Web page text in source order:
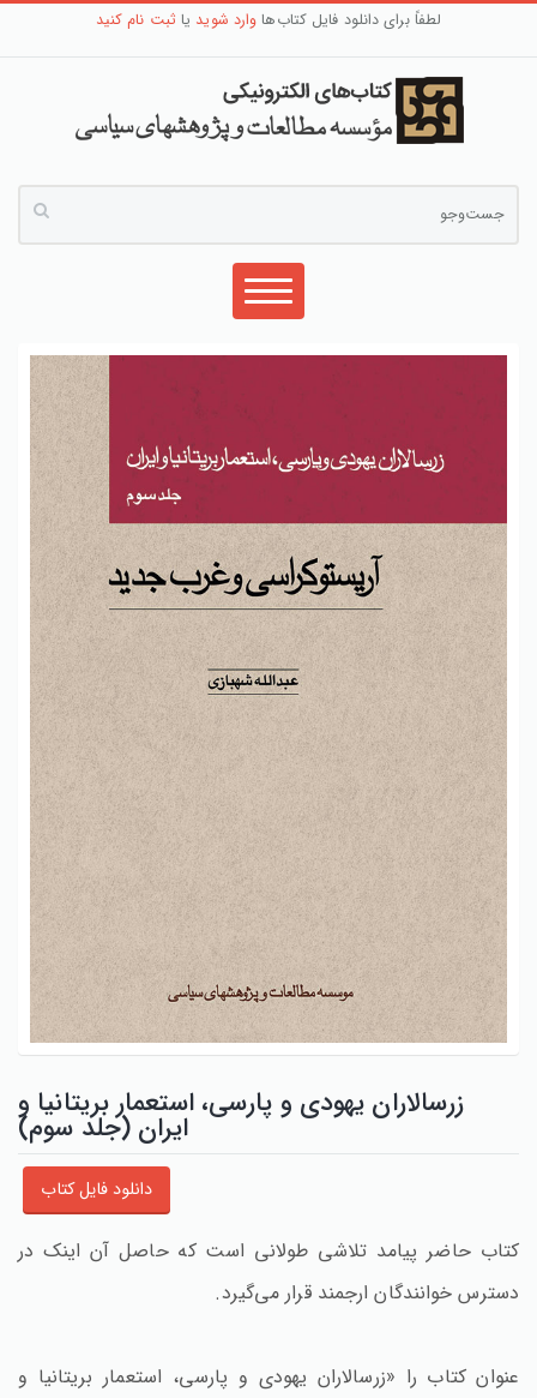
لطفاً برای دانلود فایل کتاب‌ها وارد شوید یا ثبت نام کنید
زرسالاران یهودی و پارسی، استعمار بریتانیا و
ایران (جلد سوم)
دانلود فایل کتاب
کتاب حاضر پیامد تلاشی طولانی است که حاصل آن اینک در
دسترس خوانندگان ارجمند قرار می‌گیرد.
عنوان کتاب را «زرسالاران یهودی و پارسی، استعمار بریتانیا و